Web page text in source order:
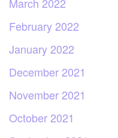
February 2022
January 2022
December 2021
November 2021
October 2021